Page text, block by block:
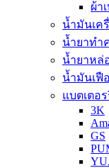
ผ้า
น้ำมันเค
น้ำยาทำ
น้ำยาหล่
น้ำมันเฟื
แบตเตอ
3K
GS